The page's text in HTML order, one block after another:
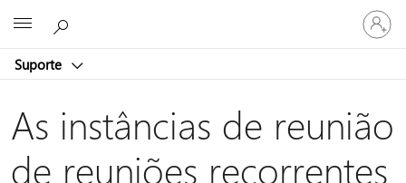
Suporte
Entre
em
sua
As instâncias de reunião
de reuniões recorrentes